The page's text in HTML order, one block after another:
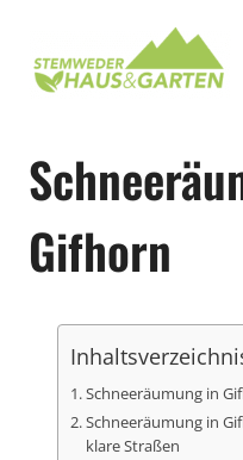
springen
Gifhorn
Schneeräumung in
Schneeräumung in
klare Straßen